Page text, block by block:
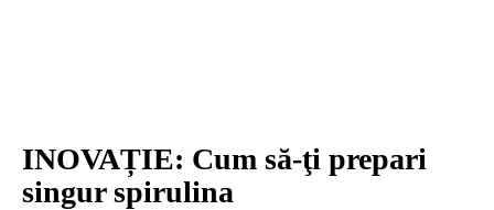
INOVAȚIE: Cum să-ţi prepari
singur spirulina